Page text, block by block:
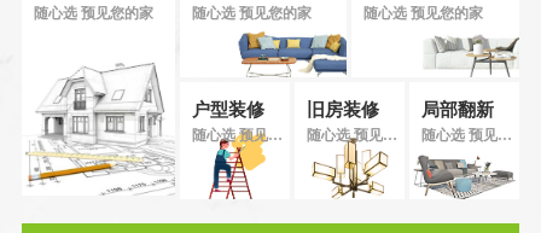
随心选 预见您的家 随心选 预见您的家 随心选 预见您的家
户型装修
随心选 预见您的家
旧房装修
随心选 预见您的家
局部翻新
随心选 预见您的家